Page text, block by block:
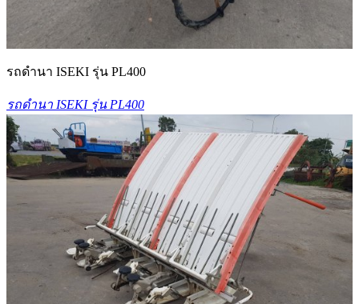
รถดำนา ISEKI รุ่น PL400
รถดำนา ISEKI รุ่น PL400